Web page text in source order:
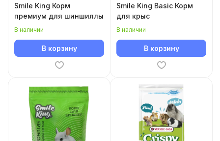
Smile King Корм
премиум для шиншиллы
В наличии
В корзину
Smile King Basic Корм
для крыс
В наличии
В корзину